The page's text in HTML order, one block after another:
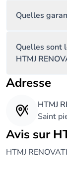
Quelles
Quelles sont
HTMJ
Adresse
HTMJ
Saint
Avis sur
HTMJ